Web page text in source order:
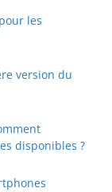
les
version du
disponibles ?